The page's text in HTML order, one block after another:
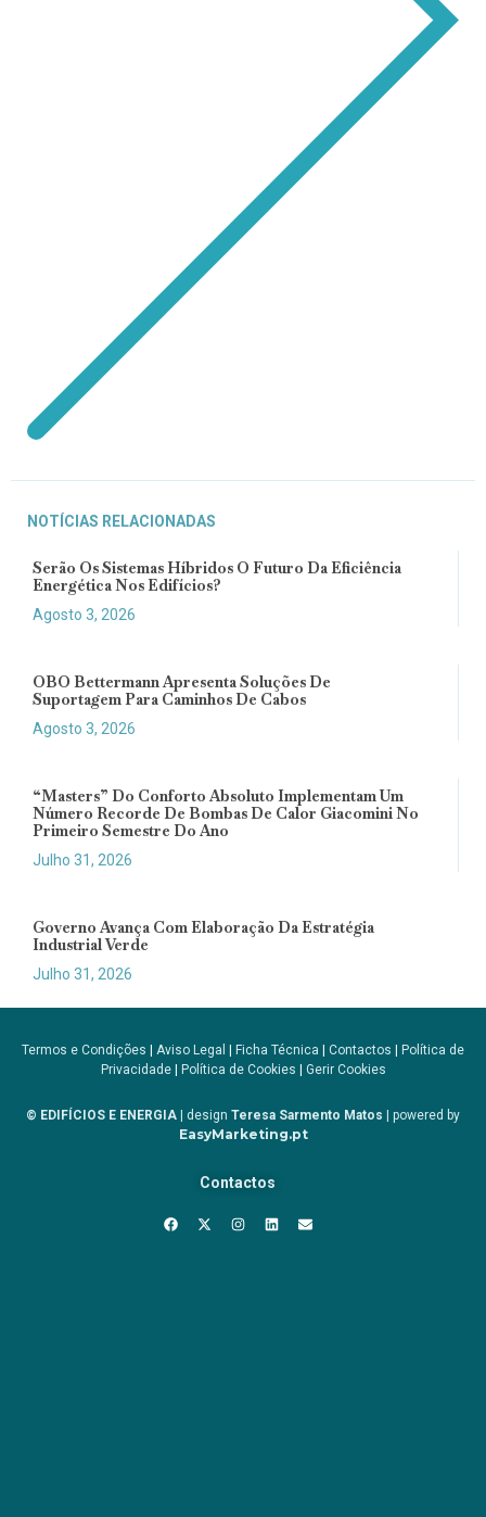
NOTÍCIAS RELACIONADAS
Serão Os Sistemas Híbridos O Futuro Da Eficiência
Energética Nos Edifícios?
Agosto 3, 2026
OBO Bettermann Apresenta Soluções De
Suportagem Para Caminhos De Cabos
Agosto 3, 2026
“Masters” Do Conforto Absoluto Implementam Um
Número Recorde De Bombas De Calor Giacomini No
Primeiro Semestre Do Ano
Julho 31, 2026
Governo Avança Com Elaboração Da Estratégia
Industrial Verde
Julho 31, 2026
Termos e Condições Aviso Legal Ficha Técnica Contactos
Política de
Privacidade| Política de Cookies Gerir Cookies
© EDIFÍCIOS E ENERGIA | design Teresa Sarmento Matos | powered by
EasyMarketing.pt
Contactos